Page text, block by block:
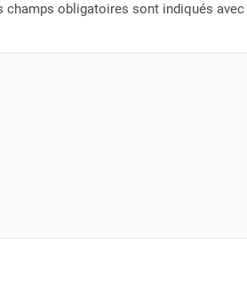
champs obligatoires sont indiqués